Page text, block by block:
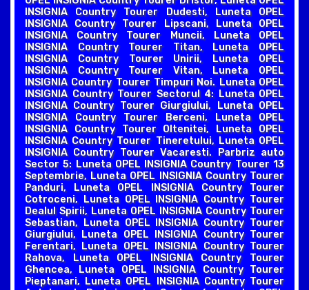
INSIGNIA Country Tourer Dudesti, Luneta OPEL
INSIGNIA Country Tourer Lipscani, Luneta OPEL
INSIGNIA Country Tourer Muncii, Luneta OPEL
INSIGNIA Country Tourer Titan, Luneta OPEL
INSIGNIA Country Tourer Unirii, Luneta OPEL
INSIGNIA Country Tourer Vitan, Luneta OPEL
INSIGNIA Country Tourer Timpuri Noi. Luneta OPEL
INSIGNIA Country Tourer Sectorul 4: Luneta OPEL
INSIGNIA Country Tourer Giurgiului, Luneta OPEL
INSIGNIA Country Tourer Berceni, Luneta OPEL
INSIGNIA Country Tourer Oltenitei, Luneta OPEL
INSIGNIA Country Tourer Tineretului, Luneta OPEL
INSIGNIA Country Tourer Vacaresti. Parbriz auto
Sector 5: Luneta OPEL INSIGNIA Country Tourer 13
Septembrie, Luneta OPEL INSIGNIA Country Tourer
Panduri, Luneta OPEL INSIGNIA Country Tourer
Cotroceni, Luneta OPEL INSIGNIA Country Tourer
Dealul Spirii, Luneta OPEL INSIGNIA Country Tourer
Sebastian, Luneta OPEL INSIGNIA Country Tourer
Giurgiului, Luneta OPEL INSIGNIA Country Tourer
Ferentari, Luneta OPEL INSIGNIA Country Tourer
Rahova, Luneta OPEL INSIGNIA Country Tourer
Ghencea, Luneta OPEL INSIGNIA Country Tourer
Pieptanari, Luneta OPEL INSIGNIA Country Tourer